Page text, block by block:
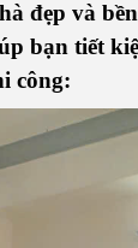
đẹp và
bạn tiết
công: